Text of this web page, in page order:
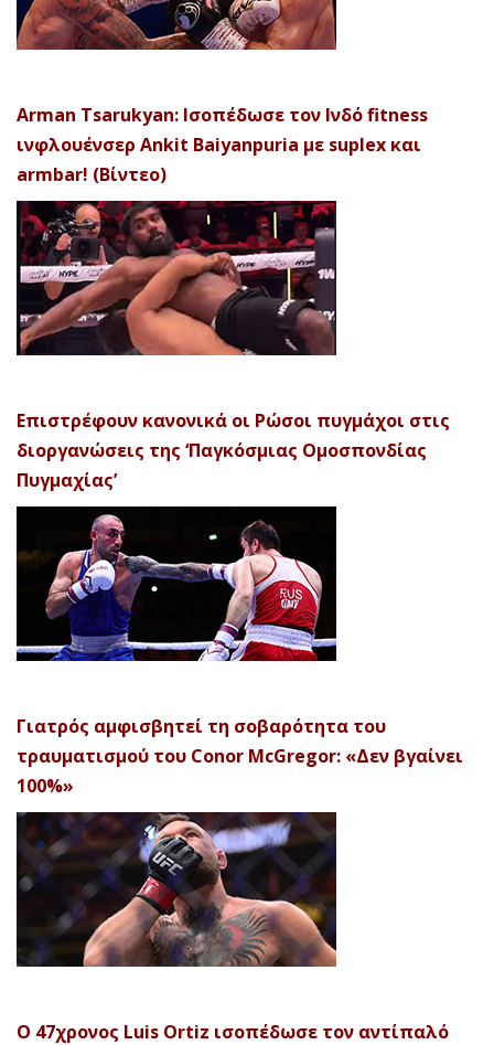
Arman Tsarukyan: Ισοπέδωσε τον Ινδό fitness
ινφλουένσερ Ankit Baiyanpuria με suplex και
armbar! (Βίντεο)
Επιστρέφουν κανονικά οι Ρώσοι πυγμάχοι στις
διοργανώσεις της ‘Παγκόσμιας Ομοσπονδίας
Πυγμαχίας’
Γιατρός αμφισβητεί τη σοβαρότητα του
τραυματισμού του Conor McGregor: «Δεν βγαίνει
100%»
Ο 47χρονος Luis Ortiz ισοπέδωσε τον αντίπαλό